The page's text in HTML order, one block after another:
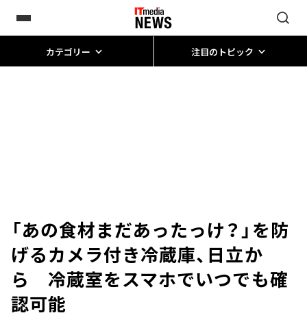
カテゴリー 注目のトピック
「あの食材まだあったっけ？」を防
げるカメラ付き冷蔵庫、日立か
ら 冷蔵室をスマホでいつでも確
認可能